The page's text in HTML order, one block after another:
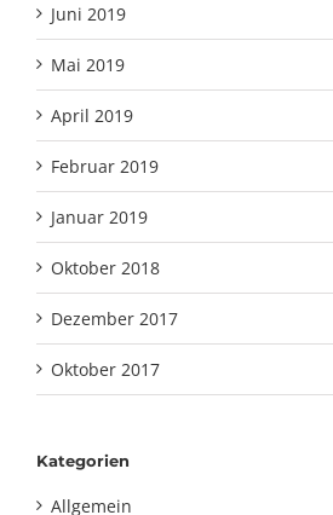
Juni 2019
Mai 2019
April 2019
Februar 2019
Januar 2019
Oktober 2018
Dezember 2017
Oktober 2017
Kategorien
Allgemein